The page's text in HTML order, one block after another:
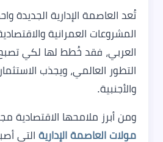
تُعد العاصمة الإدارية الجديدة
المشروعات العمرانية
العربي، فقد خُطط لها لكي تصبح
التطور العالمي، ويجذب
والأجنبية.
ومن أبرز ملامحها
مولات العاصمة الإدارية التي